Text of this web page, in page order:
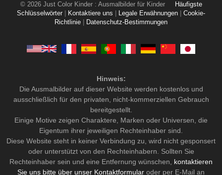
© 2026 Just Color Kinder : Ausmalbilder für Kinder
Häufigste
Schlüsselwörter
Kontaktiere uns Legale Erwähnungen
Cookie-
Richtlinie
Datenschutz-Bestimmungen
Hinweis:
Die Ausmalbilder auf dieser Website werden kostenlos und
ausschließlich für den privaten, nicht-kommerziellen Gebrauch
bereitgestellt.
Einige Motive zeigen Charaktere, Marken oder Universen, die
Eigentum ihrer jeweiligen Rechteinhaber sind.
Diese Website steht in keiner Verbindung zu, wird nicht gesponsert
oder unterstützt von den Rechteinhabern. Sollten Sie
Rechteinhaber sein und eine Entfernung wünschen, kontaktieren
Sie uns bitte über unser Kontaktformular oder per E-Mail an